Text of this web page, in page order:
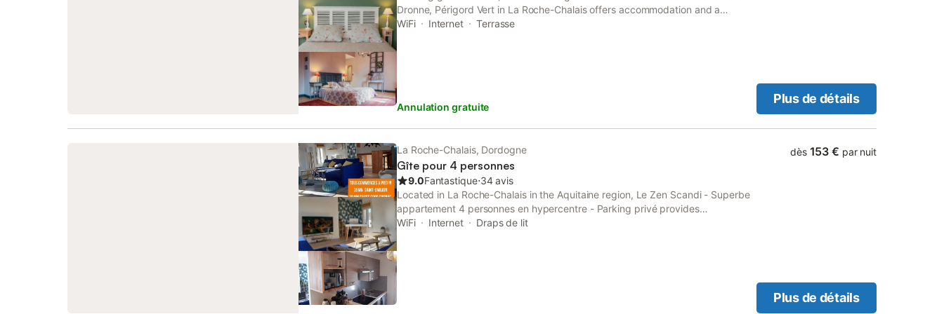
wifi gratuit, une salle d'eau avec douche ou baignoire, wc privé, miroir en pieds
et miroir de courtoisie, sèche-cheveux, linge et articles de toilette, radio-réveil,
Dronne, Périgord Vert in La Roche-Chalais offers accommodation and a
garden. This property offers access to a terrace, free private parking and free
WiFi Internet Terrasse
Annulation gratuite
Plus de détails
La Roche-Chalais, Dordogne
Gîte pour 4 personnes
9.0Fantastique⋅34 avis
Located in La Roche-Chalais in the Aquitaine region, Le Zen Scandi - Superbe
appartement 4 personnes en hypercentre - Parking privé provides
accommodation with free WiFi and free private parking.
WiFi Internet Draps de lit
dès 153 € par nuit
Plus de détails